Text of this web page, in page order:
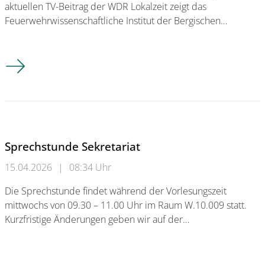
aktuellen TV-Beitrag der WDR Lokalzeit zeigt das
Feuerwehrwissenschaftliche Institut der Bergischen…
Prof. Dr. Roland Goertz & Silvia Herrmann in der WDR
Sprechstunde Sekretariat
15.04.2026 |
08:34 Uhr
Die Sprechstunde findet während der Vorlesungszeit
mittwochs von 09.30 – 11.00 Uhr im Raum W.10.009 statt.
Kurzfristige Änderungen geben wir auf der…